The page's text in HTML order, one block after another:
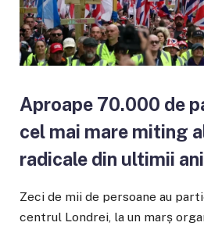
Aproape 70.000 de
cel mai mare miting
radicale din ultimii ani
Zeci de mii de persoane au
centrul Londrei, la un marș